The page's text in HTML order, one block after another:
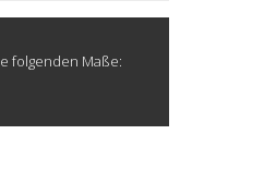
folgenden Maße: